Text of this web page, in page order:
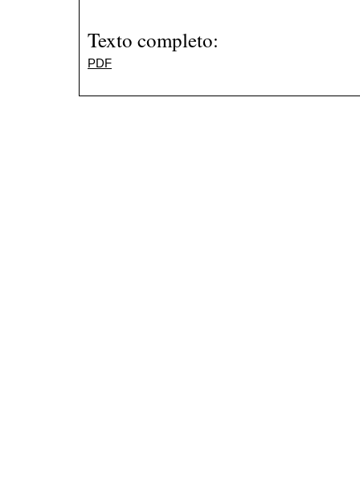
Texto completo:
PDF